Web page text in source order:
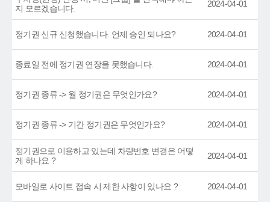
지 모르겠습니다.
2024-04-01
정기권 신규 신청했습니다. 언제 승인 되나요? 2024-04-01
종료일 전에 정기권 연장을 못했습니다. 2024-04-01
정기권 종류 -> 월 정기권은 무엇인가요? 2024-04-01
정기권 종류 -> 기간 정기권은 무엇인가요? 2024-04-01
정기권으로 이용하고 있는데 차량번호 변경은 어떻
게 하나요 ?
2024-04-01
모바일로 사이트 접속 시 제한 사항이 있나요 ? 2024-04-01